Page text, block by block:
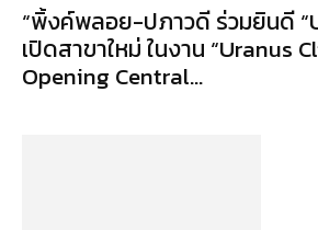
“พิ้งค์พลอย-ปภาวดี ร่วมยินดี
เปิดสาขาใหม่ ในงาน “Uranus
Opening Central...